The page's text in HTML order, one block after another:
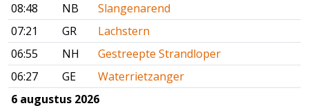
08:48
NB
Slangenarend
07:21
GR
Lachstern
06:55
NH
Gestreepte Strandloper
06:27
GE
Waterrietzanger
6 augustus 2026